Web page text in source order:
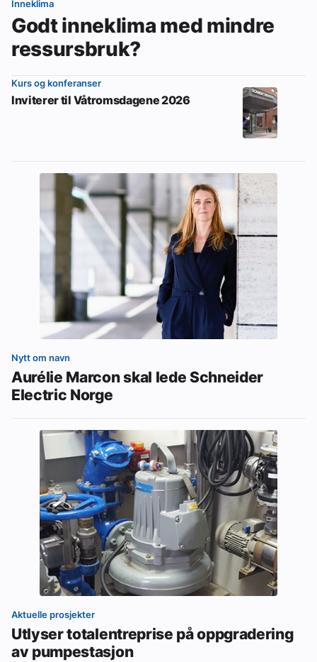
Inneklima
Godt inneklima med mindre
ressursbruk?
Kurs og konferanser
Inviterer til Våtromsdagene 2026
Nytt om navn
Aurélie Marcon skal lede Schneider
Electric Norge
Aktuelle prosjekter
Utlyser totalentreprise på oppgradering
av pumpestasjon